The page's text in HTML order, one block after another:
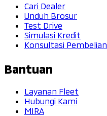
Cari Dealer
Unduh Brosur
Test Drive
Simulasi Kredit
Konsultasi Pembelian
Bantuan
Layanan Fleet
Hubungi Kami
MIRA